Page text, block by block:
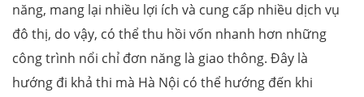
năng, mang lại nhiều lợi ích và cung cấp nhiều dịch vụ
đô thị, do vậy, có thể thu hồi vốn nhanh hơn những
công trình nổi chỉ đơn năng là giao thông. Đây là
hướng đi khả thi mà Hà Nội có thể hướng đến khi